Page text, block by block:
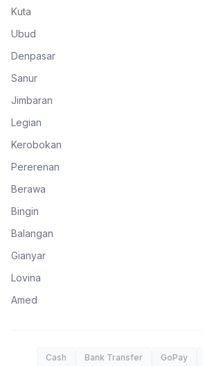
Kuta
Ubud
Denpasar
Sanur
Jimbaran
Legian
Kerobokan
Pererenan
Berawa
Bingin
Balangan
Gianyar
Lovina
Amed
Cash Bank Transfer GoPay